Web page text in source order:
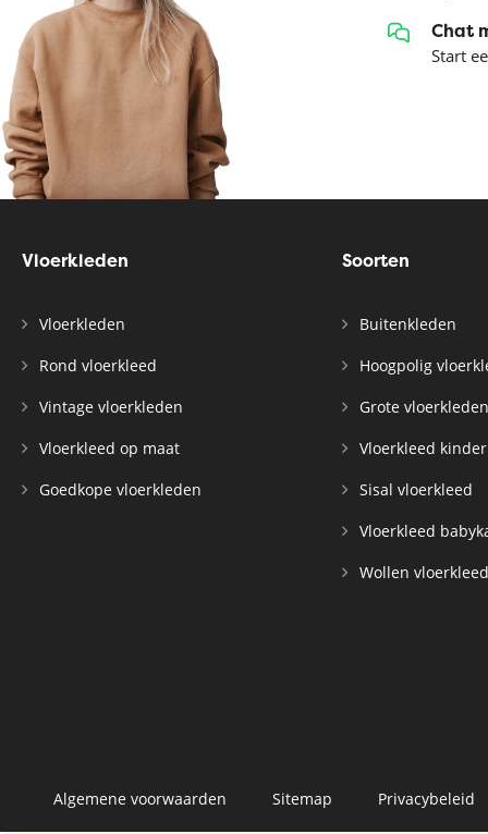
Chat
Start
Vloerkleden
Vloerkleden
Rond vloerkleed
Vintage vloerkleden
Vloerkleed op maat
Goedkope vloerkleden
Soorten
Buitenkleden
Hoogpolig
Grote vloerkleden
Vloerkleed
Sisal vloerkleed
Vloerkleed
Wollen vloerkleed
Algemene voorwaarden Sitemap Privacybeleid